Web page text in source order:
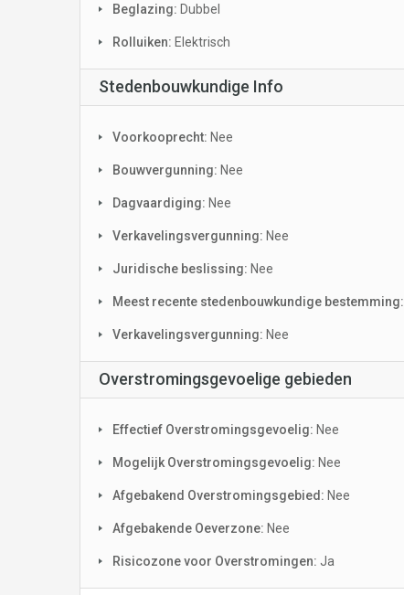
Beglazing: Dubbel
Rolluiken: Elektrisch
Stedenbouwkundige Info
Voorkooprecht: Nee
Bouwvergunning: Nee
Dagvaardiging: Nee
Verkavelingsvergunning: Nee
Juridische beslissing: Nee
Meest recente stedenbouwkundige bestemming:
Verkavelingsvergunning: Nee
Overstromingsgevoelige gebieden
Effectief Overstromingsgevoelig: Nee
Mogelijk Overstromingsgevoelig: Nee
Afgebakend Overstromingsgebied: Nee
Afgebakende Oeverzone: Nee
Risicozone voor Overstromingen: Ja